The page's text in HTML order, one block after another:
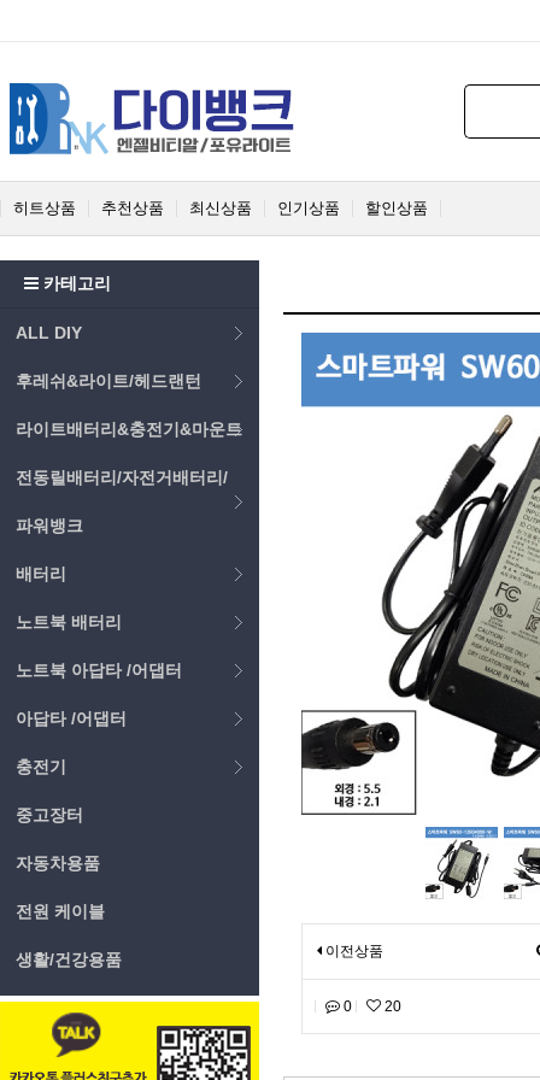
히트상품 추천상품 최신상품 인기상품 할인상품
카테고리
ALL DIY
후레쉬&라이트/헤드랜턴
라이트배터리&충전기&마운트
전동릴배터리/자전거배터리/
파워뱅크
배터리
노트북 배터리
노트북 아답타 /어댑터
아답타 /어댑터
충전기
중고장터
자동차용품
전원 케이블
생활/건강용품 이전상품
0 20